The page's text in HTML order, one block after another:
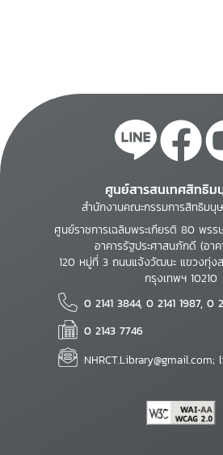
ศูนย์สารสนเทศสิทธิ
สำนักงานคณะกรรมการสิทธิมนุ
ศูนย์ราชการเฉลิมพระเกียรติ 80 พร
อาคารรัฐประศาสนภักดี (อา
120 หมู่ที่ 3 ถนนแจ้งวัฒนะ แขวงทุ่ง
กรุงเทพฯ 10210
0 2141 3844, 0 2141 1987, 0
0 2143 7746
NHRCT.Library@gmail.com;